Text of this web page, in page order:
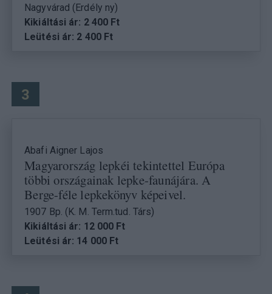
Nagyvárad (Erdély ny)
Kikiáltási ár: 2 400 Ft
Leütési ár: 2 400 Ft
3
Abafi Aigner Lajos
Magyarország lepkéi tekintettel Európa
többi országainak lepke-faunájára. A
Berge-féle lepkekönyv képeivel.
1907 Bp. (K. M. Term.tud. Társ)
Kikiáltási ár: 12 000 Ft
Leütési ár: 14 000 Ft